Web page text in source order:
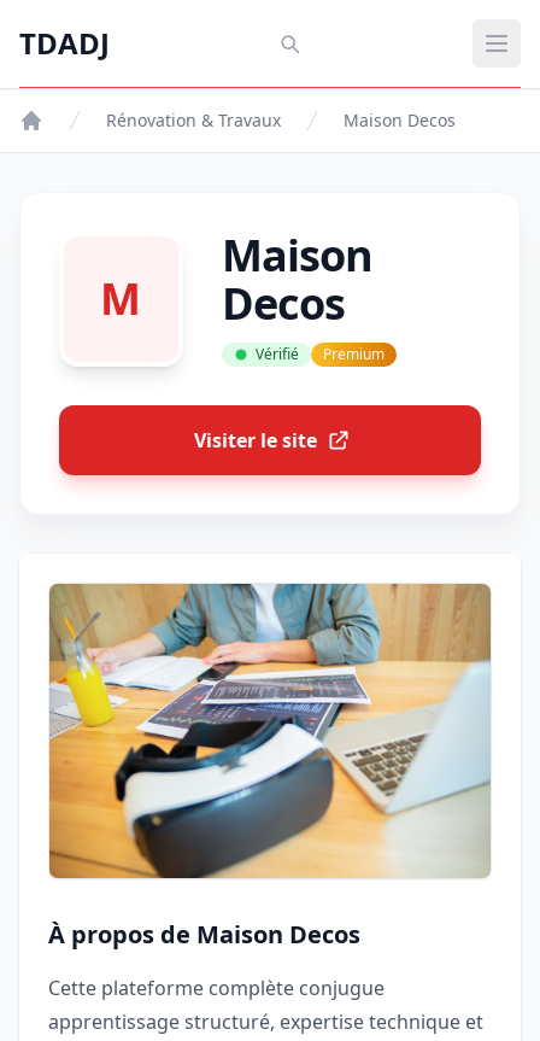
TDADJ
TDADJ
Rénovation & Travaux Maison Decos
M
Maison
Decos
Vérifié Premium
Visiter le site
À propos de Maison Decos
Cette plateforme complète conjugue
apprentissage structuré, expertise technique et